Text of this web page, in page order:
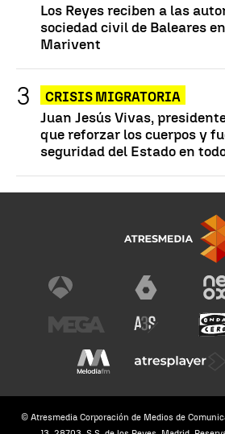
Los Reyes reciben a las
sociedad civil de Baleares
Marivent
CRISIS MIGRATORIA
Juan Jesús Vivas,
que reforzar los cuerpos y
seguridad del Estado en
© Atresmedia Corporación de Medios de